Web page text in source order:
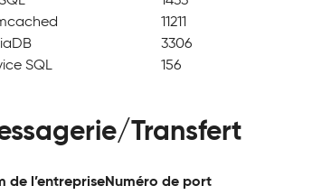
11211
3306
SQL
156
Transfert
de l’entrepriseNuméro de port